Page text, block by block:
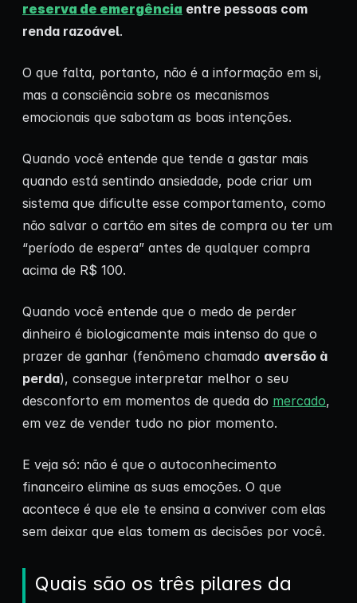
reserva de emergência entre pessoas com
renda razoável.
O que falta, portanto, não é a informação em si,
mas a consciência sobre os mecanismos
emocionais que sabotam as boas intenções.
Quando você entende que tende a gastar mais
quando está sentindo ansiedade, pode criar um
sistema que dificulte esse comportamento, como
não salvar o cartão em sites de compra ou ter um
“período de espera” antes de qualquer compra
acima de R$ 100.
Quando você entende que o medo de perder
dinheiro é biologicamente mais intenso do que o
prazer de ganhar (fenômeno chamado aversão à
perda), consegue interpretar melhor o seu
desconforto em momentos de queda do mercado,
em vez de vender tudo no pior momento.
E veja só: não é que o autoconhecimento
financeiro elimine as suas emoções. O que
acontece é que ele te ensina a conviver com elas
sem deixar que elas tomem as decisões por você.
Quais são os três pilares da